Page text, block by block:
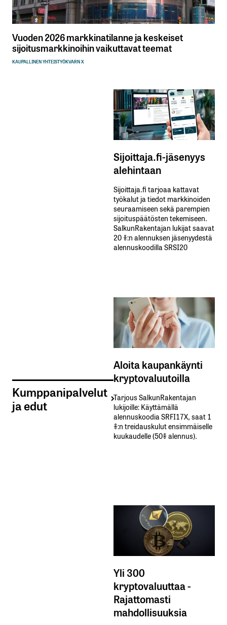
Vuoden 2026 markkinatilanne ja keskeiset
sijoitusmarkkinoihin vaikuttavat teemat
KAUPALLINEN YHTEISTYÖKVARN X
Kumppanipalvelut
ja edut
Sijoittaja.fi-jäsenyys
alehintaan
Sijoittaja.fi tarjoaa kattavat
työkalut ja tiedot markkinoiden
seuraamiseen sekä parempien
sijoituspäätösten tekemiseen.
SalkunRakentajan lukijat saavat
20 %:n alennuksen jäsenyydestä
alennuskoodilla SRSI20
Aloita kaupankäynti
kryptovaluutoilla
Tarjous SalkunRakentajan
lukijoille: Käyttämällä​ ​
alennuskoodia​ ​SRFI17X,​ ​saat​ ​1
%:n treidauskulut​ ​ensimmäiselle​ ​
kuukaudelle​ ​(50%​ ​alennus).
Yli 300
kryptovaluuttaa -
Rajattomasti
mahdollisuuksia